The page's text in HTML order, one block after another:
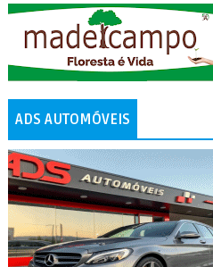
ADS AUTOMÓVEIS